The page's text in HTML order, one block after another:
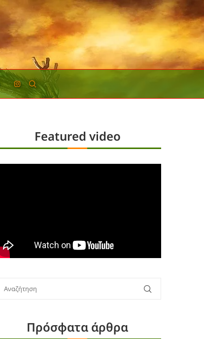
Featured video
Πρόσφατα άρθρα